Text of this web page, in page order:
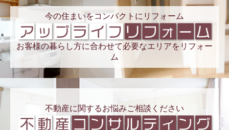
今の住まいをコンパクトにリフォーム
お客様の暮らし方に合わせて必要なエリアをリフォー
ム
不動産に関するお悩みご相談ください